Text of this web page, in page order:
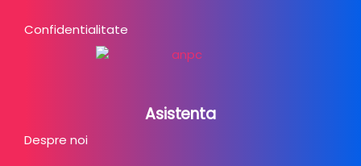
Confidentialitate
Asistenta
Despre noi